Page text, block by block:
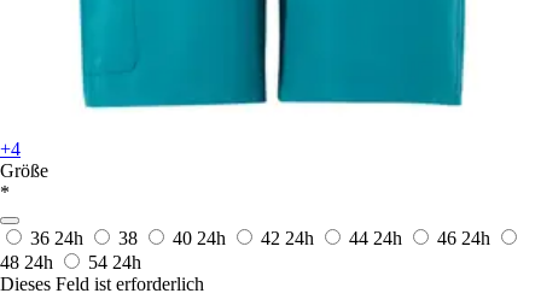
+4
Größe
*
36 24h 38 40 24h 42 24h 44 24h 46 24h
48 24h 54 24h
Dieses Feld ist erforderlich